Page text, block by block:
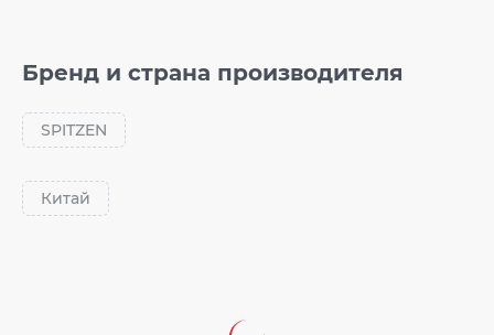
Бренд и страна производителя
SPITZEN
Китай